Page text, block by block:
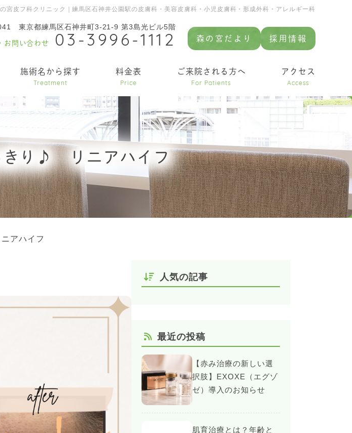
森の宮だより 採用情報
皮フ科クリニック｜練馬区石神井公園駅の皮膚科・美容皮膚科・小児皮膚科・形成外科・アレルギー科
東京都練馬区石神井町3-21-9 第3島光ビル5階
お問い合わせ 03-3996-1112
施術名から探す
Treatment
料金表
Price
ご来院される方へ
For Patients
アクセス
Access
きり♪ リニアハイフ
アハイフ
人気の記事
最近の投稿
【赤み治療の新しい選
択肢】EXOXE（エグゾ
ゼ）導入のお知らせ
肌育治療とは？年齢と